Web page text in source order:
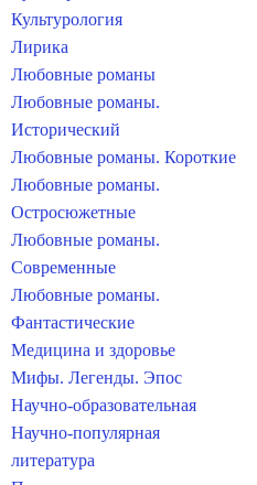
Культурология
Лирика
Любовные романы
Любовные романы.
Исторический
Любовные романы. Короткие
Любовные романы.
Остросюжетные
Любовные романы.
Современные
Любовные романы.
Фантастические
Медицина и здоровье
Мифы. Легенды. Эпос
Научно-образовательная
Научно-популярная
литература